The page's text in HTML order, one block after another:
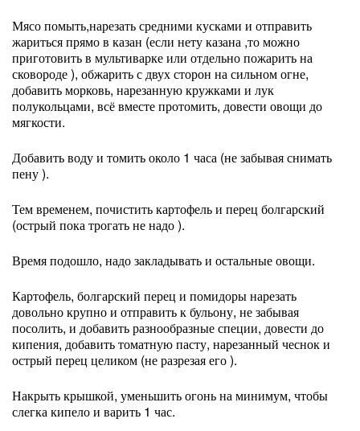
Мясо помыть,нарезать средними кусками и отправить
жариться прямо в казан (если нету казана ,то можно
приготовить в мультиварке или отдельно пожарить на
сковороде ), обжарить с двух сторон на сильном огне,
добавить морковь, нарезанную кружками и лук
полукольцами, всё вместе протомить, довести овощи до
мягкости.
Добавить воду и томить около 1 часа (не забывая снимать
пену ).
Тем временем, почистить картофель и перец болгарский
(острый пока трогать не надо ).
Время подошло, надо закладывать и остальные овощи.
Картофель, болгарский перец и помидоры нарезать
довольно крупно и отправить к бульону, не забывая
посолить, и добавить разнообразные специи, довести до
кипения, добавить томатную пасту, нарезанный чеснок и
острый перец целиком (не разрезая его ).
Накрыть крышкой, уменьшить огонь на минимум, чтобы
слегка кипело и варить 1 час.